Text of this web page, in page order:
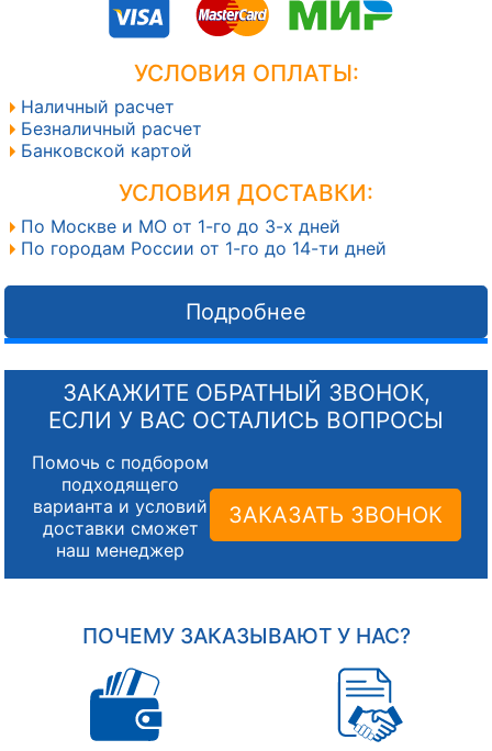
УСЛОВИЯ ОПЛАТЫ:
Наличный расчет
Безналичный расчет
Банковской картой
УСЛОВИЯ ДОСТАВКИ:
По Москве и МО от 1-го до 3-х дней
По городам России от 1-го до 14-ти дней
Подробнее
ЗАКАЖИТЕ ОБРАТНЫЙ ЗВОНОК,
ЕСЛИ У ВАС ОСТАЛИСЬ ВОПРОСЫ
Помочь с подбором
подходящего
варианта и условий
доставки сможет
наш менеджер
ЗАКАЗАТЬ ЗВОНОК
ПОЧЕМУ ЗАКАЗЫВАЮТ У НАС?